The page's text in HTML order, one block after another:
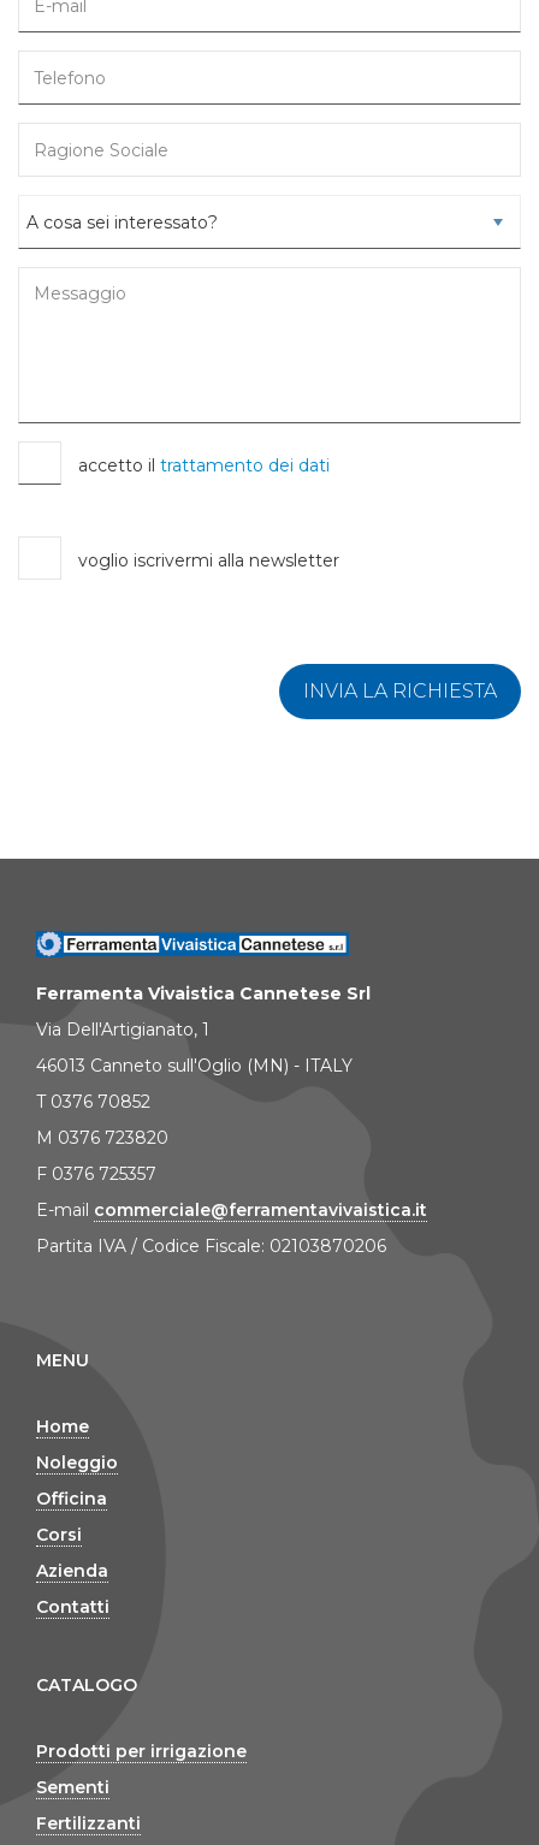
accetto il trattamento dei dati
voglio iscrivermi alla newsletter
INVIA LA RICHIESTA
Ferramenta Vivaistica Cannetese Srl
Via Dell'Artigianato, 1
46013 Canneto sull'Oglio (MN) - ITALY
T 0376 70852
M 0376 723820
F 0376 725357
E-mail commerciale@ferramentavivaistica.it
Partita IVA / Codice Fiscale: 02103870206
MENU
Home
Noleggio
Officina
Corsi
Azienda
Contatti
CATALOGO
Prodotti per irrigazione
Sementi
Fertilizzanti